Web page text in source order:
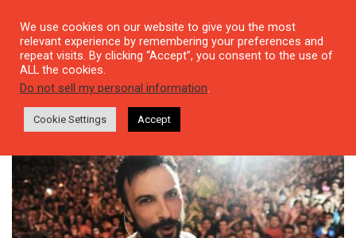
Tag: Radyo Multiculti
We use cookies on our website to give you the most
relevant experience by remembering your preferences and
repeat visits. By clicking “Accept”, you consent to the use of
ALL the cookies.
Do not sell my personal information.
Cookie Settings Accept